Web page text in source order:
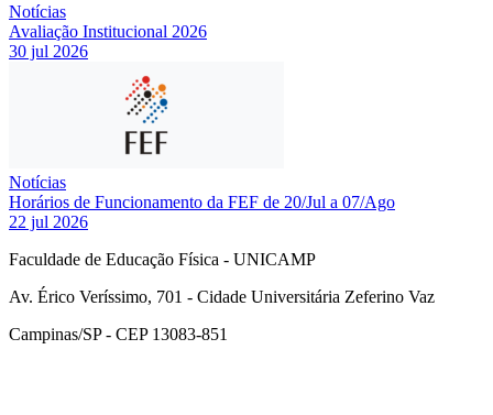
Notícias
Avaliação Institucional 2026
30 jul 2026
Notícias
Horários de Funcionamento da FEF de 20/Jul a 07/Ago
22 jul 2026
Faculdade de Educação Física - UNICAMP
Av. Érico Veríssimo, 701 - Cidade Universitária Zeferino Vaz
Campinas/SP - CEP 13083-851